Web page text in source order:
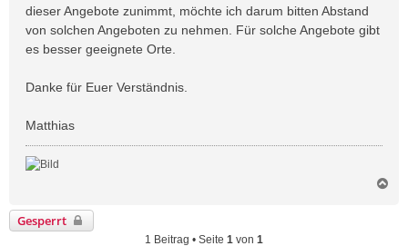
dieser Angebote zunimmt, möchte ich darum bitten Abstand
von solchen Angeboten zu nehmen. Für solche Angebote gibt
es besser geeignete Orte.
Danke für Euer Verständnis.
Matthias
Gesperrt
1 Beitrag • Seite 1 von 1